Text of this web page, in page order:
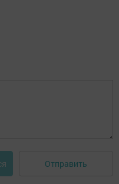
Отправить